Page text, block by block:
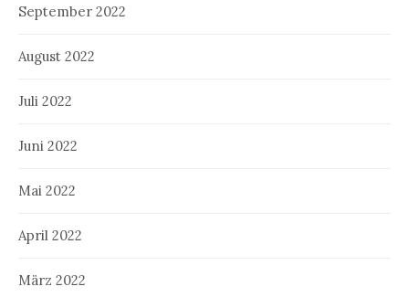
September 2022
August 2022
Juli 2022
Juni 2022
Mai 2022
April 2022
März 2022